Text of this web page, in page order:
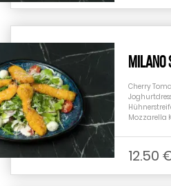
Milano
Cherry
Mozzarella
12.50